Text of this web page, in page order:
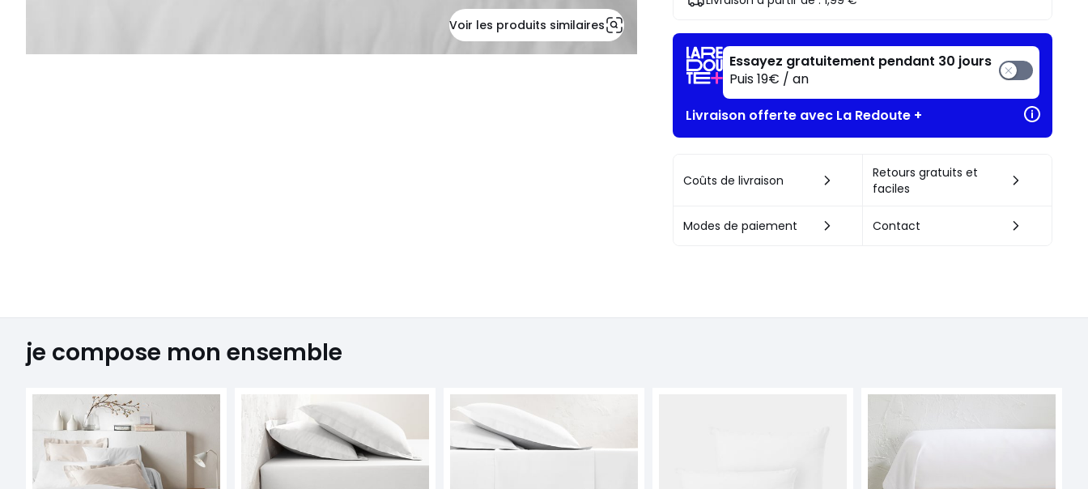
Voir les produits similaires
Essayez gratuitement pendant 30 jours
Puis 19€ / an
Livraison offerte avec La Redoute +
Coûts de livraison
Retours gratuits et
faciles
Modes de paiement Contact
je compose mon ensemble